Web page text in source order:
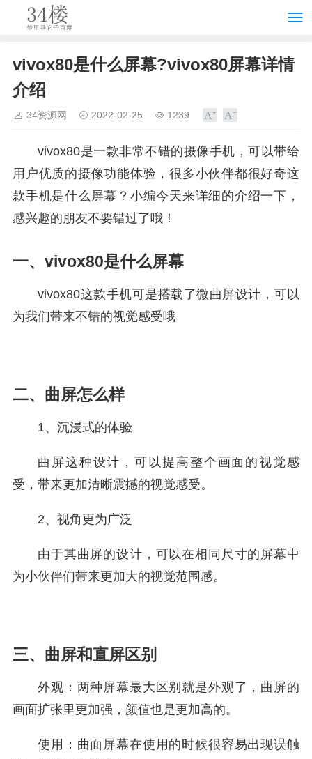
vivox80是什么屏幕?vivox80屏幕详情
介绍
34资源网 2022-02-25 1239
vivox80是一款非常不错的摄像手机，可以带给
用户优质的摄像功能体验，很多小伙伴都很好奇这
款手机是什么屏幕？小编今天来详细的介绍一下，
感兴趣的朋友不要错过了哦！
一、vivox80是什么屏幕
vivox80这款手机可是搭载了微曲屏设计，可以
为我们带来不错的视觉感受哦
二、曲屏怎么样
1、沉浸式的体验
曲屏这种设计，可以提高整个画面的视觉感
受，带来更加清晰震撼的视觉感受。
2、视角更为广泛
由于其曲屏的设计，可以在相同尺寸的屏幕中
为小伙伴们带来更加大的视觉范围感。
三、曲屏和直屏区别
外观：两种屏幕最大区别就是外观了，曲屏的
画面扩张里更加强，颜值也是更加高的。
使用：曲面屏幕在使用的时候很容易出现误触